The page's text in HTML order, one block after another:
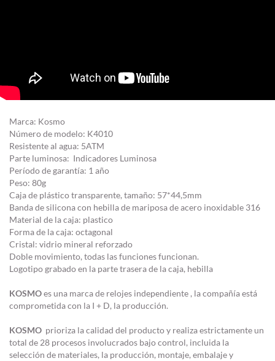
Marca: Kosmo
Número de modelo: K4010
Resistente al agua: 5ATM
Parte luminosa: Indicadores Luminosa
Período de garantía: 1 año
Peso: 80g
Caja de plástico transparente, tamaño: 57*44,5mm
Banda de silicona con hebilla de mariposa de acero inoxidable 316
Material de la caja: plastico
Forma de la caja: octagonal
Cristal: vidrio mineral reforzado
Doble movimiento, todas las funciones funcionan.
Logotipo grabado en la parte trasera de la caja, hebilla
KOSMOes una marca de relojes independiente , la compañía está
comprometida con la I + D, la producción.
KOSMO prioriza la calidad del producto y realiza estrictamente un
total de 28 procesos involucrados bajo control, incluida la
selección de materiales, la producción, montaje, embalaje y